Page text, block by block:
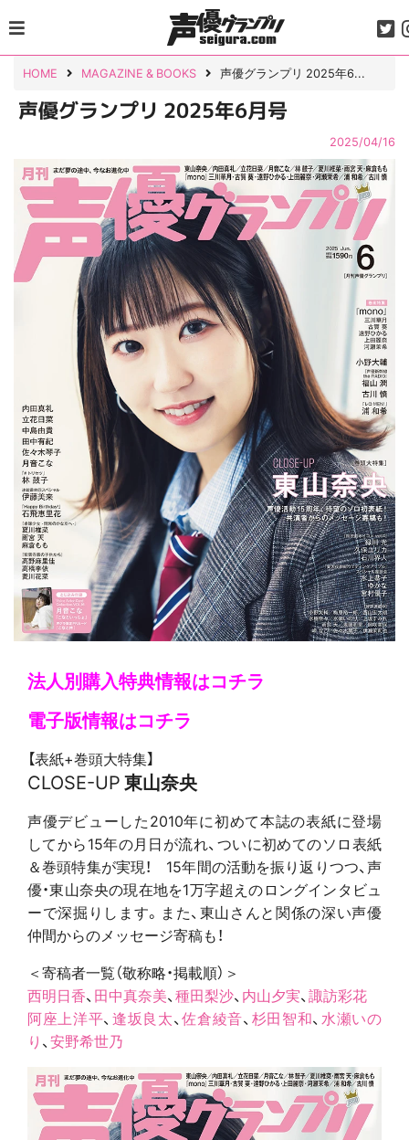
to
content
HOME MAGAZINE & BOOKS 声優グランプリ 2025年6...
声優グランプリ 2025年6月号
2025/04/16
法人別購入特典情報はコチラ
電子版情報はコチラ
【表紙+巻頭大特集】
CLOSE-UP東山奈央
声優デビューした2010年に初めて本誌の表紙に登場
してから15年の月日が流れ、ついに初めてのソロ表紙
＆巻頭特集が実現！ 15年間の活動を振り返りつつ、声
優・東山奈央の現在地を1万字超えのロングインタビュ
ーで深掘りします。また、東山さんと関係の深い声優
仲間からのメッセージ寄稿も！
＜寄稿者一覧（敬称略・掲載順）＞
西明日香、 田中真奈美、種田梨沙、 内山夕実、諏訪彩花
阿座上洋平、逢坂良太、佐倉綾音、 杉田智和、水瀬いの
り 、安野希世乃